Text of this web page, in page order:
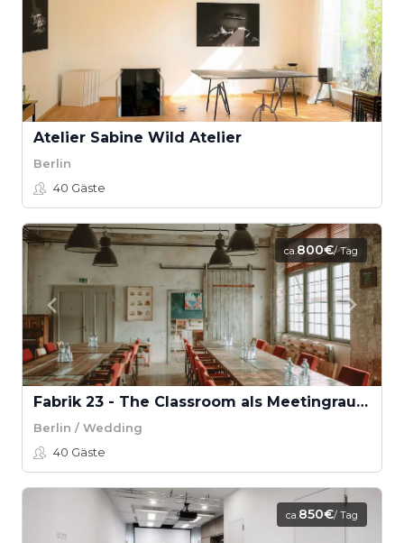
Atelier Sabine Wild Atelier
Berlin
40 Gäste
ca.800€/ Tag
Fabrik 23 - The Classroom als Meetingraum
Berlin / Wedding
40 Gäste
ca.850€/ Tag